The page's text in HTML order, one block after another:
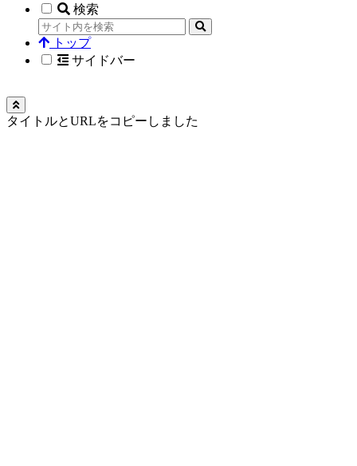
検索
トップ
サイドバー
タイトルとURLをコピーしました